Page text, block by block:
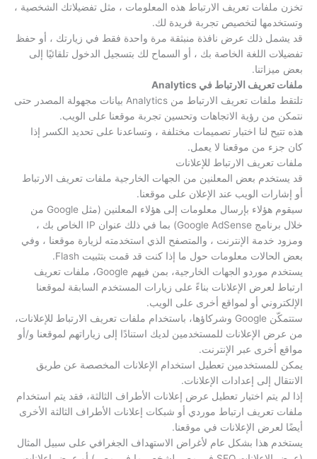
تخزن ملفات تعريف الارتباط هذه المعلومات ، مثل تفضيلاتك الشخصية ،
وتستخدمها لتخصيص تجربة فريدة لك.
قد يشمل ذلك عرض نافذة منبثقة مرة واحدة فقط في زيارتك ، أو حفظ
تفضيلات اللغة الخاصة بك ، أو السماح لك بتسجيل الدخول تلقائيًا إلى
بعض ميزاتنا.
ملفات تعريف الارتباط في Analytics
تلتقط ملفات تعريف الارتباط من Analytics بيانات مجهولة المصدر حتى
نتمكن من رؤية الاتجاهات وتحسين تجربة موقعنا على الويب.
هذه تتيح لنا اختبار تصميمات مختلفة ، وتساعدنا على تحديد الكسر إذا
كان جزء من موقعنا لا يعمل.
ملفات تعريف الارتباط للإعلانات
قد يستخدم بعض المعلنين من الجهات الخارجية ملفات تعريف الارتباط
أو إشارات الويب عند الإعلان على موقعنا.
سيقوم هؤلاء بإرسال معلومات إلى هؤلاء المعلنين (مثل Google من
خلال برنامج Google AdSense) بما في ذلك عنوان IP الخاص بك ،
ومزود خدمة الإنترنت ، والمتصفح الذي استخدمته لزيارة موقعنا ، وفي
بعض الحالات معلومات حول ما إذا كنت قد قمت بتثبيت Flash.
يستخدم موردو الجهات الخارجية، بمن فيهم Google، ملفات تعريف
ارتباط لعرض الإعلانات بناءً على زيارات المستخدم السابقة لموقعنا
الإلكتروني أو لمواقع أخرى على الويب.
ستتمكّن Google وشركاؤها، باستخدام ملفات تعريف الارتباط للإعلانات،
من عرض الإعلانات للمستخدمين لديك استنادًا إلى زياراتهم لموقعنا و/أو
مواقع أخرى عبر الإنترنت.
يمكن للمستخدمين تعطيل استخدام الإعلانات المخصصة عن طريق
الانتقال إلى إعدادات الإعلانات.
إذا لم يتم اختيار تعطيل عرض إعلانات الأطراف الثالثة، فقد يتم استخدام
ملفات تعريف ارتباط موردي أو شبكات إعلانات الأطراف الثالثة الأخرى
أيضًا لعرض الإعلانات في موقعنا.
يستخدم هذا بشكل عام لأغراض الاستهداف الجغرافي على سبيل المثال